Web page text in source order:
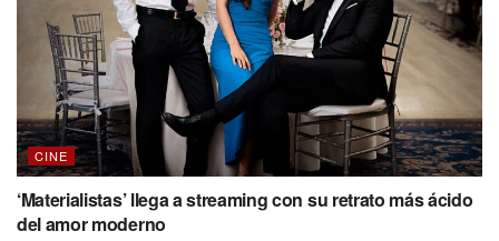
CINE
‘Materialistas’ llega a streaming con su retrato más ácido
del amor moderno